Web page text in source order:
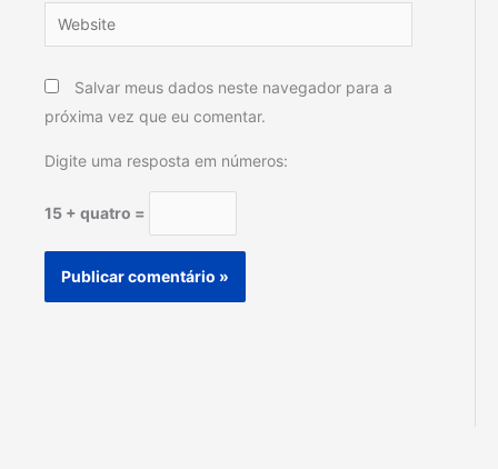
Website
Salvar meus dados neste navegador para a
próxima vez que eu comentar.
Digite uma resposta em números:
15 + quatro =